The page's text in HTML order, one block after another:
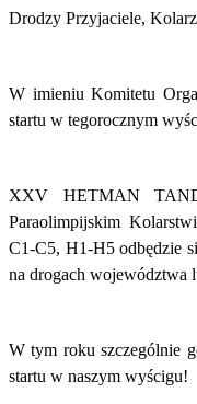
Drodzy Przyjaciele,
W imieniu Komitetu
startu w tegorocznym
XXV HETMAN
Paraolimpijskim
C1-C5, H1-H5 odbędzie
na drogach województwa
W tym roku szczególnie
startu w naszym wyścigu!